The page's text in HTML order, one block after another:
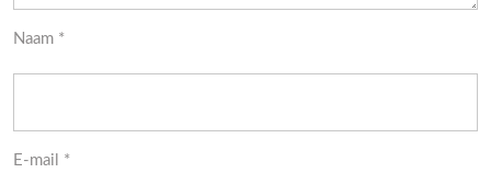
Naam *
E-mail *